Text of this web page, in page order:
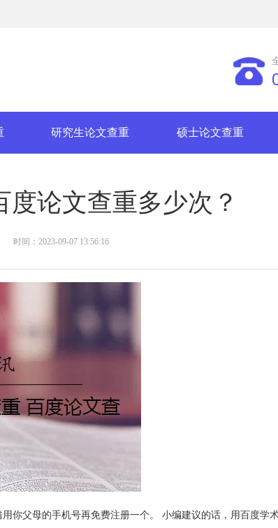
研究生论文查重 硕士论文查重
论文查重多少次？
时间：2023-09-07 13:56:16
你父母的手机号再免费注册一个。 小编建议的话，用百度学